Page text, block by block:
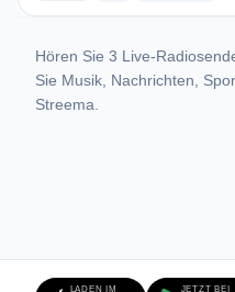
Hören Sie 3 Live-
Sie Musik, Nachrichten,
Streema.
LADEN IM JETZT BEI